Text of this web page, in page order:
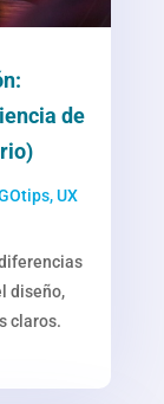
de
,UX
diseño,
claros.